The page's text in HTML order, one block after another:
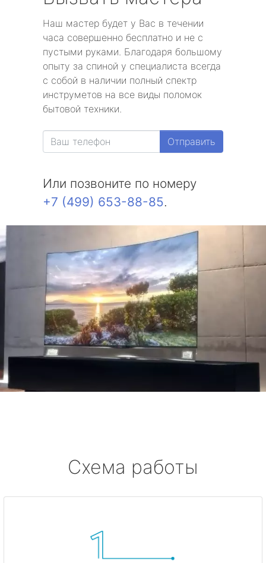
Наш мастер будет у Вас в течении
часа совершенно бесплатно и не с
пустыми руками. Благодаря большому
опыту за спиной у специалиста всегда
с собой в наличии полный спектр
инструметов на все виды поломок
бытовой техники.
Отправить
Или позвоните по номеру
+7 (499) 653-88-85.
Схема работы